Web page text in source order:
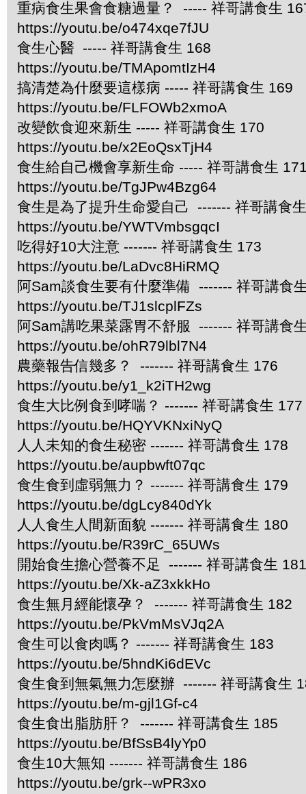
重病食生果會食糖過量？ ----- 祥哥講食生
https://youtu.be/o474xqe7fJU
食生心醫 ----- 祥哥講食生 168
https://youtu.be/TMApomtIzH4
搞清楚為什麼要這樣病 ----- 祥哥講食生 169
https://youtu.be/FLFOWb2xmoA
改變飲食迎來新生 ----- 祥哥講食生 170
https://youtu.be/x2EoQsxTjH4
食生給自己機會享新生命 ----- 祥哥講食生
https://youtu.be/TgJPw4Bzg64
食生是為了提升生命愛自己 ------- 祥哥講食
https://youtu.be/YWTVmbsgqcI
吃得好10大注意 ------- 祥哥講食生 173
https://youtu.be/LaDvc8HiRMQ
阿Sam談食生要有什麼準備 ------- 祥哥講食
https://youtu.be/TJ1slcplFZs
阿Sam講吃果菜露胃不舒服 ------- 祥哥講食
https://youtu.be/ohR79lbl7N4
農藥報告信幾多？ ------- 祥哥講食生 176
https://youtu.be/y1_k2iTH2wg
食生大比例食到哮喘？ ------- 祥哥講食生 177
https://youtu.be/HQYVKNxiNyQ
人人未知的食生秘密 ------- 祥哥講食生 178
https://youtu.be/aupbwft07qc
食生食到虛弱無力？ ------- 祥哥講食生 179
https://youtu.be/dgLcy840dYk
人人食生人間新面貌 ------- 祥哥講食生 180
https://youtu.be/R39rC_65UWs
開始食生擔心營養不足 ------- 祥哥講食生 181
https://youtu.be/Xk-aZ3xkkHo
食生無月經能懷孕？ ------- 祥哥講食生 182
https://youtu.be/PkVmMsVJq2A
食生可以食肉嗎？ ------- 祥哥講食生 183
https://youtu.be/5hndKi6dEVc
食生食到無氣無力怎麼辦 ------- 祥哥講食生
https://youtu.be/m-gjl1Gf-c4
食生食出脂肪肝？ ------- 祥哥講食生 185
https://youtu.be/BfSsB4lyYp0
食生10大無知 ------- 祥哥講食生 186
https://youtu.be/grk--wPR3xo